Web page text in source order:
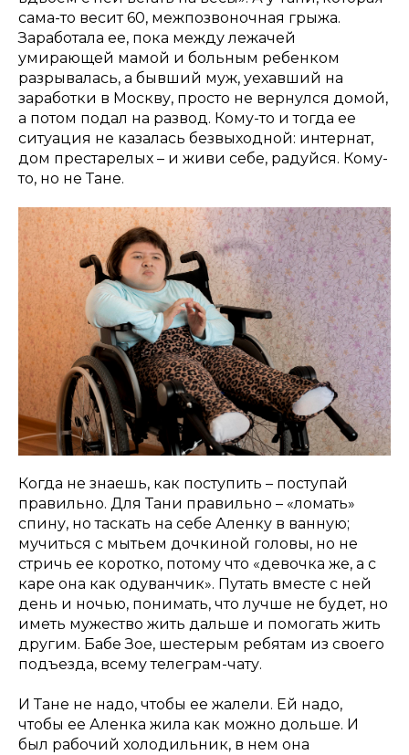
сама-то весит 60, межпозвоночная грыжа.
Заработала ее, пока между лежачей
умирающей мамой и больным ребенком
разрывалась, а бывший муж, уехавший на
заработки в Москву, просто не вернулся домой,
а потом подал на развод. Кому-то и тогда ее
ситуация не казалась безвыходной: интернат,
дом престарелых – и живи себе, радуйся. Кому-
то, но не Тане.
Когда не знаешь, как поступить – поступай
правильно. Для Тани правильно – «ломать»
спину, но таскать на себе Аленку в ванную;
мучиться с мытьем дочкиной головы, но не
стричь ее коротко, потому что «девочка же, а с
каре она как одуванчик». Путать вместе с ней
день и ночью, понимать, что лучше не будет, но
иметь мужество жить дальше и помогать жить
другим. Бабе Зое, шестерым ребятам из своего
подъезда, всему телеграм-чату.
И Тане не надо, чтобы ее жалели. Ей надо,
чтобы ее Аленка жила как можно дольше. И
был рабочий холодильник, в нем она